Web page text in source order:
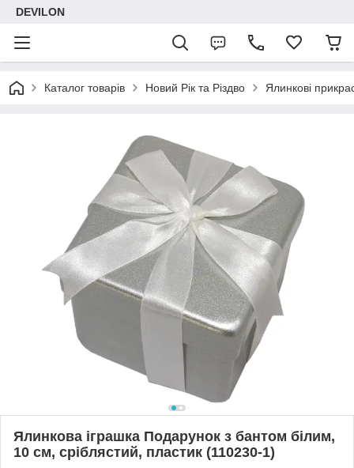
DEVILON
Каталог товарів Новий Рік та Різдво Ялинкові
Ялинкова іграшка Подарунок з бантом білим,
10 см, сріблястий, пластик (110230-1)